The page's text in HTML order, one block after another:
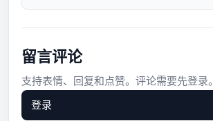
留言评论
支持表情、回复和点赞。评论需要先登录。
登录